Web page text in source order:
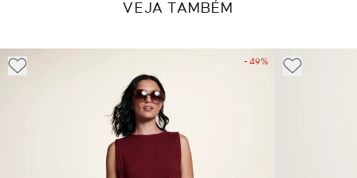
VEJA TAMBÉM
- 49%